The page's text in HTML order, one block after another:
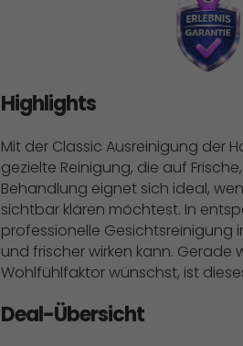
Highlights
Mit der Classic Ausreinigung der
gezielte Reinigung, die auf
Behandlung eignet sich ideal,
sichtbar klären möchtest. In
professionelle Gesichtsreinigung
und frischer wirken kann. Gerade
Wohlfühlfaktor wünschst, ist
Deal-Übersicht